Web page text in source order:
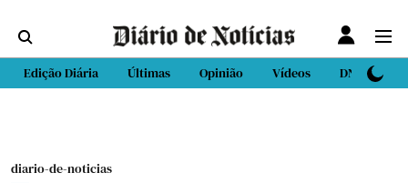
Edição Diária Últimas Opinião Vídeos DN Sport
diario-de-noticias